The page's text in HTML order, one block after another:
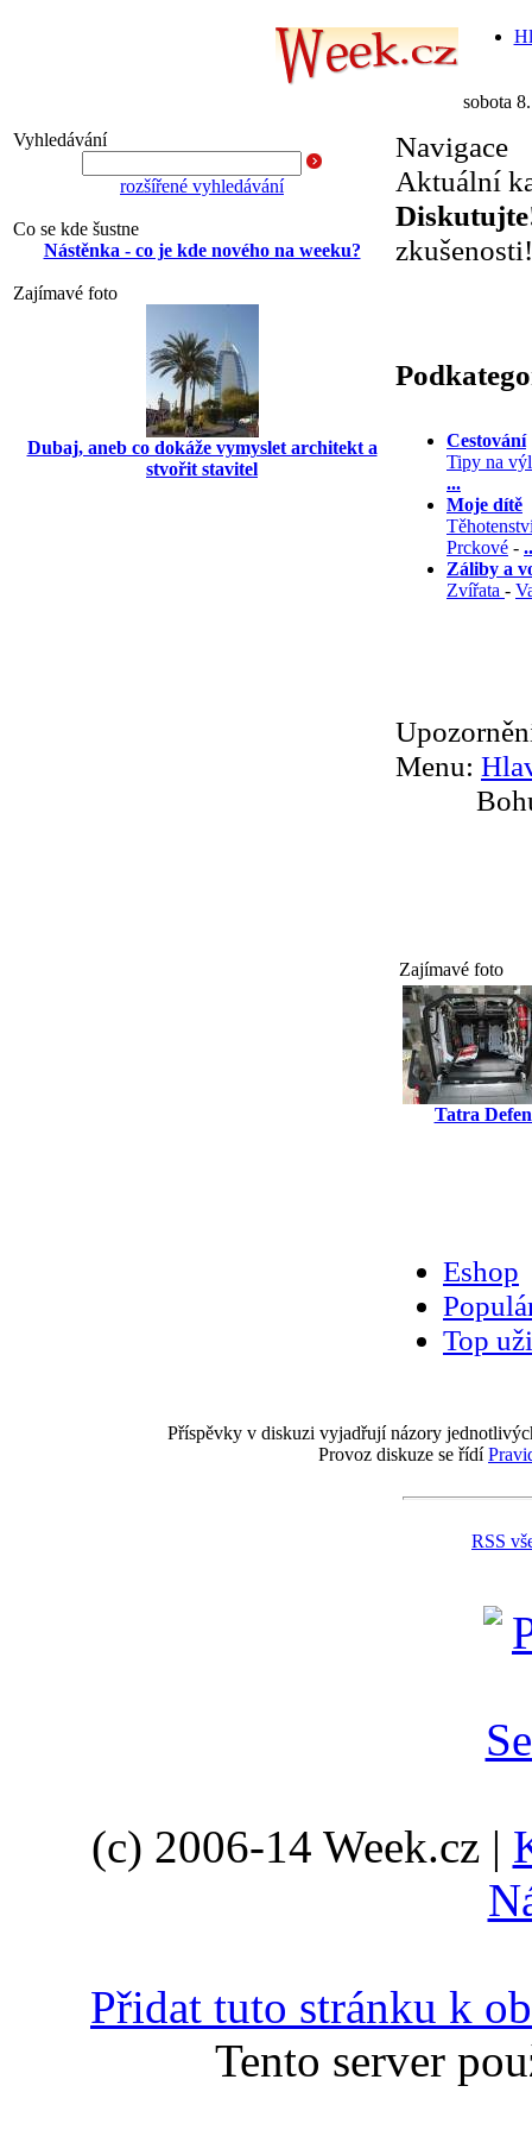
sobota
Vyhledávání
rozšířené vyhledávání
Co se kde šustne
Nástěnka - co je kde nového na weeku?
Zajímavé foto
Dubaj, aneb co dokáže vymyslet architekt a
stvořit stavitel
Navigace
Aktuální
zkušenosti!
Cestování
Tipy na
...
Moje dítě
Prckové -
Záliby a
Zvířata -
Menu:
Zajímavé foto
Tatra
Eshop
Top
Příspěvky v diskuzi vyjadřují názory
Provoz diskuze se řídí
RSS
(c) 2006-14 Week.cz |
Přidat tuto stránku k
Tento server